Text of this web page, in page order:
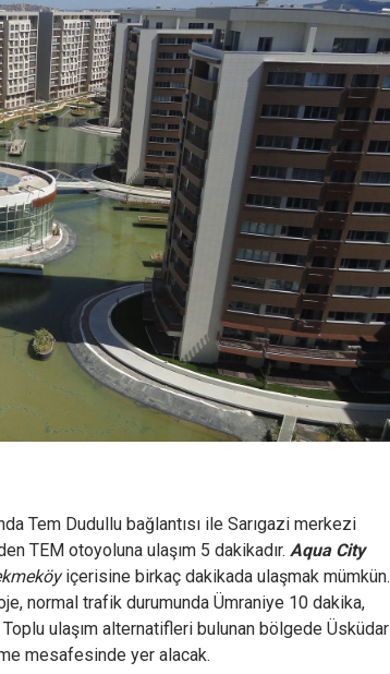
Tem Dudullu bağlantısı ile Sarıgazi merkezi
TEM otoyoluna ulaşım 5 dakikadır. Aqua City
içerisine birkaç dakikada ulaşmak mümkün.
normal trafik durumunda Ümraniye 10 dakika,
ulaşım alternatifleri bulunan bölgede Üsküdar
mesafesinde yer alacak.